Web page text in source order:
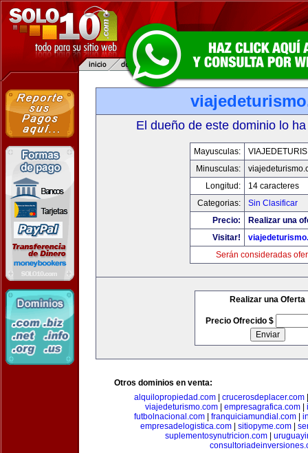
El dueño de este dominio lo
Mayusculas:
Minusculas:
Longitud:
14 caracteres
Categorias:
Sin Clasificar
Precio:
Realizar una
Visitar!
Serán consideradas
Realizar una Oferta
Precio Ofrecido $
Otros dominios en venta:
alquilopropiedad.com| crucerosdeplacer.com
viajedeturismo.com| empresagrafica.com|
futbolnacional.com
franquiciamundial.com
empresadelogistica.com
sitiopyme.com
suplementosynutricion.com